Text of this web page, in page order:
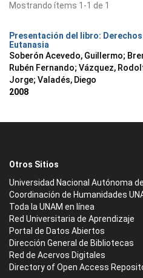
Mostrando ítems 1-1 de 1
Presentación del libro:
Eutanasia
Soberón Acevedo, Guillermo;
Rubén Fernando; Vázquez,
Jorge; Valadés, Diego
2008
Otros Sitios
Universidad Nacional Autónoma
Coordinación de Humanidades
Toda la UNAM en línea
Red Universitaria de Aprendizaje
Portal de Datos Abiertos
Dirección General de Bibliotecas
Red de Acervos Digitales
Directory of Open Access